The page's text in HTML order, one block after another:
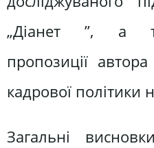
„Діанет ”, а
пропозиції
кадрової політики
Загальні